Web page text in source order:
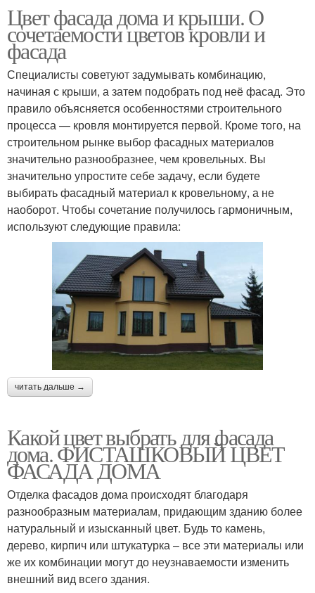
Цвет фасада дома и крыши. О
сочетаемости цветов кровли и
фасада
Специалисты советуют задумывать комбинацию,
начиная с крыши, а затем подобрать под неё фасад. Это
правило объясняется особенностями строительного
процесса — кровля монтируется первой. Кроме того, на
строительном рынке выбор фасадных материалов
значительно разнообразнее, чем кровельных. Вы
значительно упростите себе задачу, если будете
выбирать фасадный материал к кровельному, а не
наоборот. Чтобы сочетание получилось гармоничным,
используют следующие правила:
читать дальше →
Какой цвет выбрать для фасада
дома. ФИСТАШКОВЫЙ ЦВЕТ
ФАСАДА ДОМА
Отделка фасадов дома происходят благодаря
разнообразным материалам, придающим зданию более
натуральный и изысканный цвет. Будь то камень,
дерево, кирпич или штукатурка – все эти материалы или
же их комбинации могут до неузнаваемости изменить
внешний вид всего здания.